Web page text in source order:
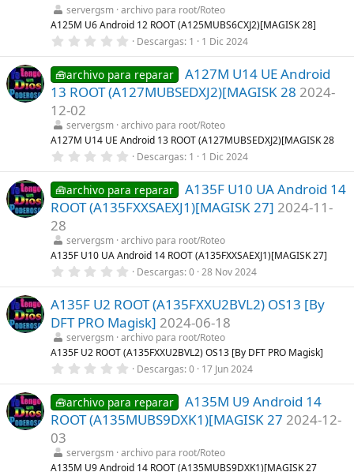
e
l
a
(
s
)
servergsm archivo para root/Roteo
A125M U6 Android 12 ROOT (A125MUBS6CXJ2)[MAGISK 28]
0
0
0
e
s
e
l
a
(
s
)
Descargas 1 1 Dic 2024
🧰archivo para reparar
A127M U14 UE Android
13 ROOT (A127MUBSEDXJ2)[MAGISK 28 2024-
12-02
servergsm archivo para root/Roteo
A127M U14 UE Android 13 ROOT (A127MUBSEDXJ2)[MAGISK 28
0
0
0
e
s
e
l
a
(
s
)
Descargas 1 1 Dic 2024
🧰archivo para reparar
A135F U10 UA Android 14
ROOT (A135FXXSAEXJ1)[MAGISK 27] 2024-11-
28
servergsm archivo para root/Roteo
A135F U10 UA Android 14 ROOT (A135FXXSAEXJ1)[MAGISK 27]
0
0
0
e
s
t
r
e
l
a
(
s
)
Descargas 0 28 Nov 2024
A135F U2 ROOT (A135FXXU2BVL2) OS13 [By
DFT PRO Magisk] 2024-06-18
servergsm archivo para root/Roteo
A135F U2 ROOT (A135FXXU2BVL2) OS13 [By DFT PRO Magisk]
0
0
0
e
s
e
l
Descargas 0 17 Jun 2024
🧰archivo para reparar
A135M U9 Android 14
ROOT (A135MUBS9DXK1)[MAGISK 27 2024-12-
03
servergsm archivo para root/Roteo
A135M U9 Android 14 ROOT (A135MUBS9DXK1)[MAGISK 27